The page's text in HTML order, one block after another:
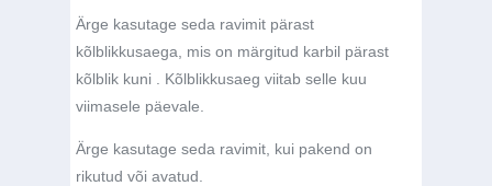
Ärge kasutage seda ravimit pärast
kõlblikkusaega, mis on märgitud karbil pärast
kõlblik kuni . Kõlblikkusaeg viitab selle kuu
viimasele päevale.
Ärge kasutage seda ravimit, kui pakend on
rikutud või avatud.